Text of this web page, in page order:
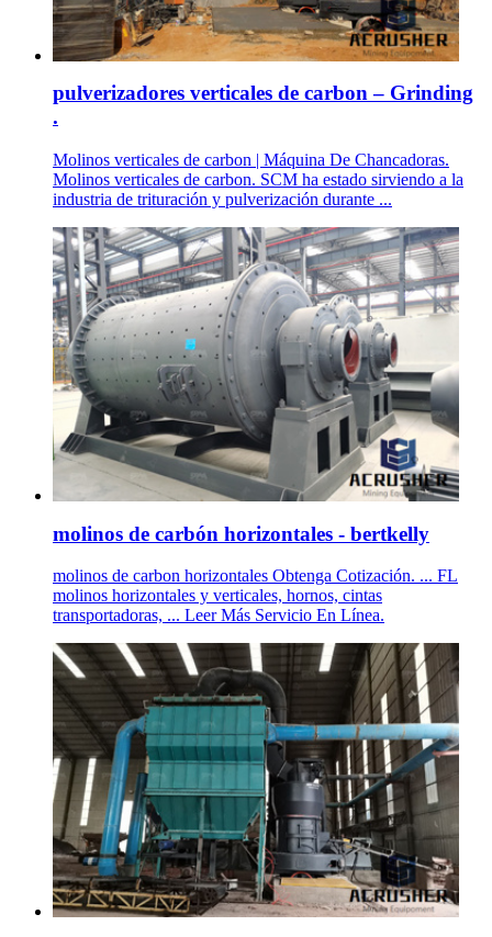
pulverizadores verticales de carbon – Grinding
.
Molinos verticales de carbon | Máquina De Chancadoras.
Molinos verticales de carbon. SCM ha estado sirviendo a la
industria de trituración y pulverización durante ...
molinos de carbón horizontales - bertkelly
molinos de carbon horizontales Obtenga Cotización. ... FL
molinos horizontales y verticales, hornos, cintas
transportadoras, ... Leer Más Servicio En Línea.